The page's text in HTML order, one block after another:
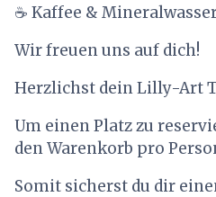
☕ Kaffee &
Wir freuen uns auf dich!
Herzlichst dein Lilly-Art
Um einen Platz zu
den Warenkorb pro
Somit sicherst du dir